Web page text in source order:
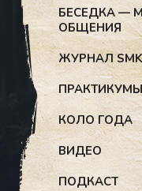
БЕСЕДКА —
ОБЩЕНИЯ
ЖУРНАЛ SMK
ПРАКТИКУМЫ
КОЛО ГОДА
ВИДЕО
ПОДКАСТ